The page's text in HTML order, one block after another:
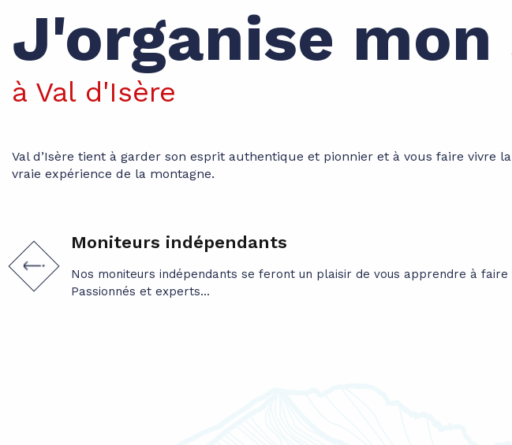
J'organise
à Val d'Isère
Val d’Isère tient à garder son esprit authentique et pionnier et à vous faire vivre la
vraie expérience de la montagne.
Moniteurs indépendants
Nos moniteurs indépendants se feront un plaisir de vous apprendre à
Passionnés et experts...